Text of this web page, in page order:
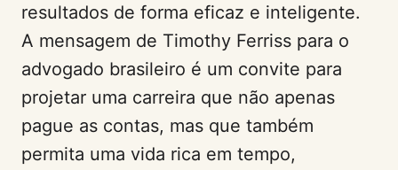
resultados de forma eficaz e inteligente.
A mensagem de Timothy Ferriss para o
advogado brasileiro é um convite para
projetar uma carreira que não apenas
pague as contas, mas que também
permita uma vida rica em tempo,